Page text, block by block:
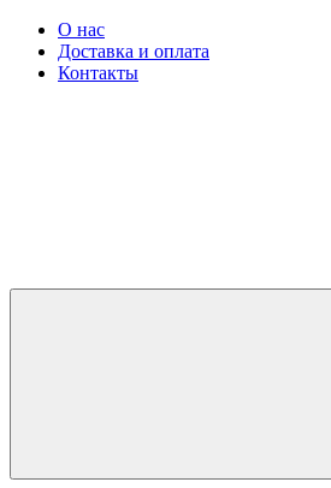
О нас
Доставка и оплата
Контакты